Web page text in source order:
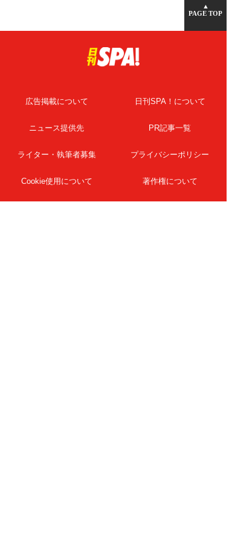
▲
PAGE TOP
広告掲載について 日刊SPA！について
ニュース提供先 PR記事一覧
ライター・執筆者募集 プライバシーポリシー
Cookie使用について 著作権について